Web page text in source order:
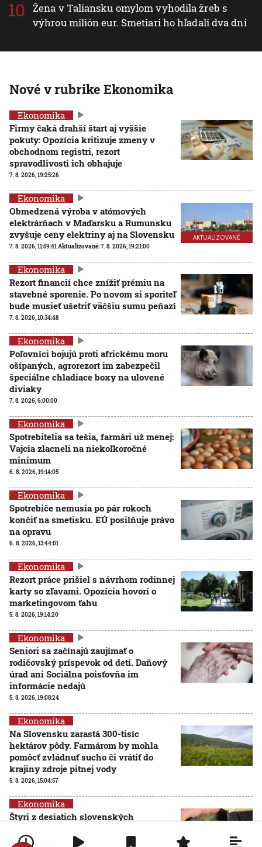
Žena v Taliansku omylom vyhodila žreb s
výhrou milión eur. Smetiari ho hľadali dva dni
Nové v rubrike Ekonomika
Ekonomika
Firmy čaká drahší štart aj vyššie
pokuty: Opozícia kritizuje zmeny v
obchodnom registri, rezort
spravodlivosti ich obhajuje
7. 8. 2026, 19:25:26
AKTUALIZOVANÉ
Ekonomika
Obmedzená výroba v atómových
elektrárňach v Maďarsku a Rumunsku
zvyšuje ceny elektriny aj na Slovensku
7. 8. 2026, 11:59:41Aktualizované:7. 8. 2026, 19:21:00
Ekonomika
Rezort financií chce znížiť prémiu na
stavebné sporenie. Po novom si sporiteľ
bude musieť ušetriť väčšiu sumu peňazí
7. 8. 2026, 10:34:48
Ekonomika
Poľovníci bojujú proti africkému moru
ošípaných, agrorezort im zabezpečil
špeciálne chladiace boxy na ulovené
diviaky
7. 8. 2026, 6:00:00
Ekonomika
Spotrebitelia sa tešia, farmári už menej:
Vajcia zlacneli na niekoľkoročné
minimum
6. 8. 2026, 19:14:05
Ekonomika
Spotrebiče nemusia po pár rokoch
končiť na smetisku. EÚ posilňuje právo
na opravu
6. 8. 2026, 13:44:01
Ekonomika
Rezort práce prišiel s návrhom rodinnej
karty so zľavami. Opozícia hovorí o
marketingovom ťahu
5. 8. 2026, 19:14:20
Ekonomika
Seniori sa začínajú zaujímať o
rodičovský príspevok od detí. Daňový
úrad ani Sociálna poisťovňa im
informácie nedajú
5. 8. 2026, 19:08:24
Ekonomika
Na Slovensku zarastá 300-tisíc
hektárov pôdy. Farmárom by mohla
pomôcť zvládnuť sucho či vrátiť do
krajiny zdroje pitnej vody
5. 8. 2026, 15:04:57
Ekonomika
Štyri z desiatich slovenských
rezervu, vyplýva z prieskumu